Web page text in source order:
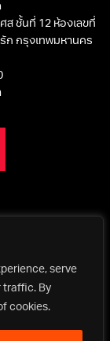
serve
traffic. By
cookies.
ส ชั้นที่ 12 ห้องเลขที่
ก กรุงเทพมหานคร